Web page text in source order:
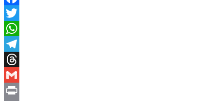
Facebook
Twitter
WhatsApp
Telegram
Threads
Gmail